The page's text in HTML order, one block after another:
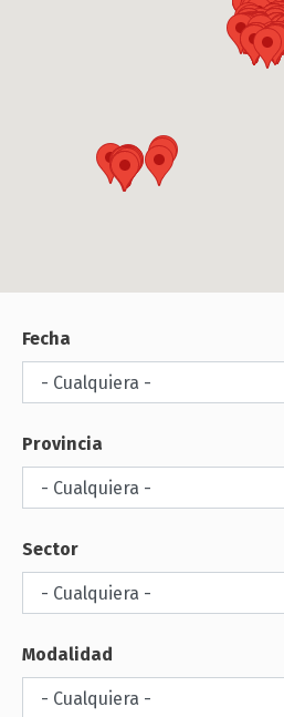
Fecha
Provincia
Sector
Modalidad